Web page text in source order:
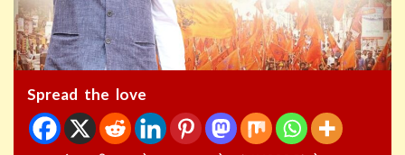
Spread the love